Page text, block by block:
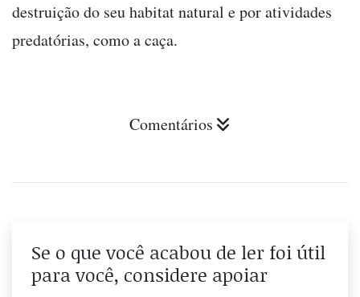
destruição do seu habitat natural e por atividades
predatórias, como a caça.
Comentários
Se o que você acabou de ler foi útil
para você, considere apoiar